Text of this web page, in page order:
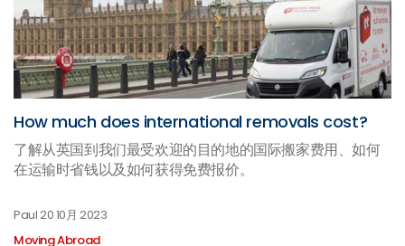
How much does international removals cost?
了解从英国到我们最受欢迎的目的地的国际搬家费用、如何
在运输时省钱以及如何获得免费报价。
Paul20 10月 2023
Moving Abroad